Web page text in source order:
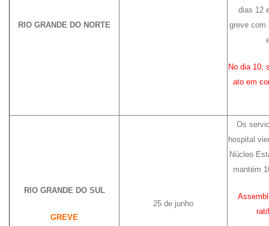
RIO GRANDE DO NORTE
dias 12
greve com
No dia 10,
ato em
RIO GRANDE DO SUL
GREVE
25 de junho
Os
hospital
Núcleo
mantém